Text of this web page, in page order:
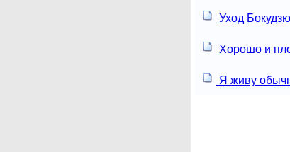
Уход Бокудзю
Хорошо и
Я живу